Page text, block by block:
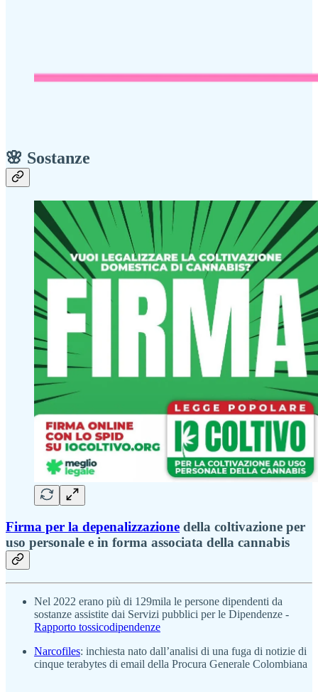
🌸 Sostanze
Firma per la depenalizzazione della coltivazione per
uso personale e in forma associata della cannabis
Nel 2022 erano più di 129mila le persone dipendenti da
sostanze assistite dai Servizi pubblici per le Dipendenze -
Rapporto tossicodipendenze
Narcofiles: inchiesta nato dall’analisi di una fuga di notizie di
cinque terabytes di email della Procura Generale Colombiana